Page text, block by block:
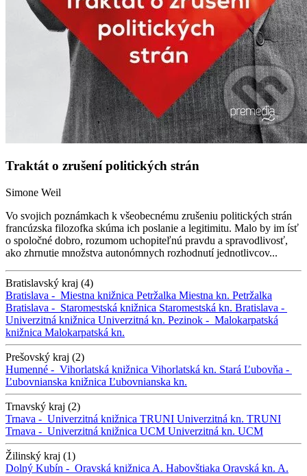
Traktát o zrušení politických strán
Simone Weil
Vo svojich poznámkach k všeobecnému zrušeniu politických strán
francúzska filozofka skúma ich poslanie a legitimitu. Malo by im ísť
o spoločné dobro, rozumom uchopiteľnú pravdu a spravodlivosť,
ako zhrnutie množstva autonómnych rozhodnutí jednotlivcov...
Bratislavský kraj (4)
Bratislava - Miestna knižnica Petržalka Miestna kn. Petržalka
Bratislava - Staromestská knižnica Staromestská kn. Bratislava -
Univerzitná knižnica Univerzitná kn. Pezinok - Malokarpatská
knižnica Malokarpatská kn.
Prešovský kraj (2)
Humenné - Vihorlatská knižnica Vihorlatská kn. Stará Ľubovňa -
Ľubovnianska knižnica Ľubovnianska kn.
Trnavský kraj (2)
Trnava - Univerzitná knižnica TRUNI Univerzitná kn. TRUNI
Trnava - Univerzitná knižnica UCM Univerzitná kn. UCM
Žilinský kraj (1)
Dolný Kubín - Oravská knižnica A. Habovštiaka Oravská kn. A.